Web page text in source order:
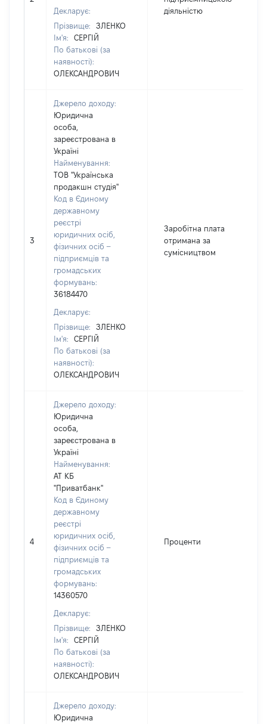
Декларує:
Прізвище:
ЗЛЕНКО
Ім'я:
СЕРГІЙ
По батькові (за
наявності):
ОЛЕКСАНДРОВИЧ
діяльністю
3
Джерело доходу:
Юридична
особа,
зареєстрована в
Україні
Найменування:
ТОВ "Українська
продакшн студія"
Код в Єдиному
державному
реєстрі
юридичних осіб,
фізичних осіб –
підприємців та
громадських
формувань:
36184470
Декларує:
Прізвище:
ЗЛЕНКО
Ім'я:
СЕРГІЙ
По батькові (за
наявності):
ОЛЕКСАНДРОВИЧ
Заробітна плата
отримана за
сумісництвом
4
Джерело доходу:
Юридична
особа,
зареєстрована в
Україні
Найменування:
АТ КБ
"Приватбанк"
Код в Єдиному
державному
реєстрі
юридичних осіб,
фізичних осіб –
підприємців та
громадських
формувань:
14360570
Декларує:
Прізвище:
ЗЛЕНКО
Ім'я:
СЕРГІЙ
По батькові (за
наявності):
ОЛЕКСАНДРОВИЧ
Проценти
Джерело доходу:
Юридична